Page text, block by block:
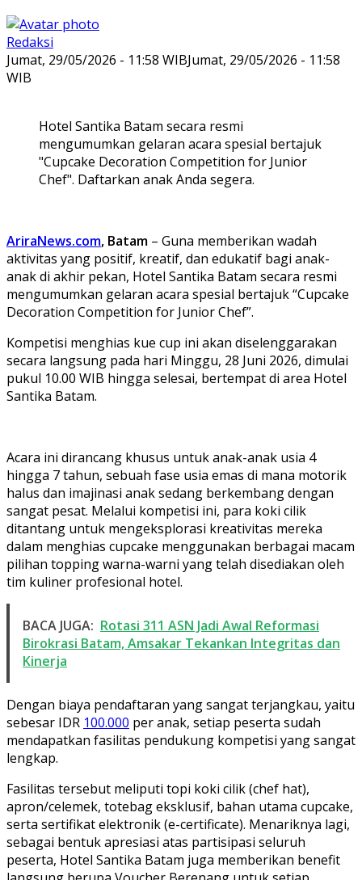
Redaksi
Jumat, 29/05/2026 - 11:58 WIBJumat, 29/05/2026 - 11:58
WIB
Hotel Santika Batam secara resmi
mengumumkan gelaran acara spesial bertajuk
"Cupcake Decoration Competition for Junior
Chef". Daftarkan anak Anda segera.
AriraNews.com, Batam – Guna memberikan wadah
aktivitas yang positif, kreatif, dan edukatif bagi anak-
anak di akhir pekan, Hotel Santika Batam secara resmi
mengumumkan gelaran acara spesial bertajuk “Cupcake
Decoration Competition for Junior Chef”.
Kompetisi menghias kue cup ini akan diselenggarakan
secara langsung pada hari Minggu, 28 Juni 2026, dimulai
pukul 10.00 WIB hingga selesai, bertempat di area Hotel
Santika Batam.
Acara ini dirancang khusus untuk anak-anak usia 4
hingga 7 tahun, sebuah fase usia emas di mana motorik
halus dan imajinasi anak sedang berkembang dengan
sangat pesat. Melalui kompetisi ini, para koki cilik
ditantang untuk mengeksplorasi kreativitas mereka
dalam menghias cupcake menggunakan berbagai macam
pilihan topping warna-warni yang telah disediakan oleh
tim kuliner profesional hotel.
BACA JUGA: Rotasi 311 ASN Jadi Awal Reformasi
Birokrasi Batam, Amsakar Tekankan Integritas dan
Kinerja
Dengan biaya pendaftaran yang sangat terjangkau, yaitu
sebesar IDR 100.000 per anak, setiap peserta sudah
mendapatkan fasilitas pendukung kompetisi yang sangat
lengkap.
Fasilitas tersebut meliputi topi koki cilik (chef hat),
apron/celemek, totebag eksklusif, bahan utama cupcake,
serta sertifikat elektronik (e-certificate). Menariknya lagi,
sebagai bentuk apresiasi atas partisipasi seluruh
peserta, Hotel Santika Batam juga memberikan benefit